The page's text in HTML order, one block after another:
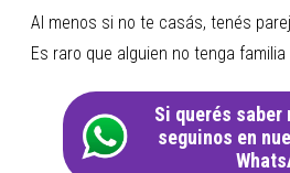
Al menos si no te casás, tenés
Es raro que alguien no tenga familia
Si querés saber
seguinos en